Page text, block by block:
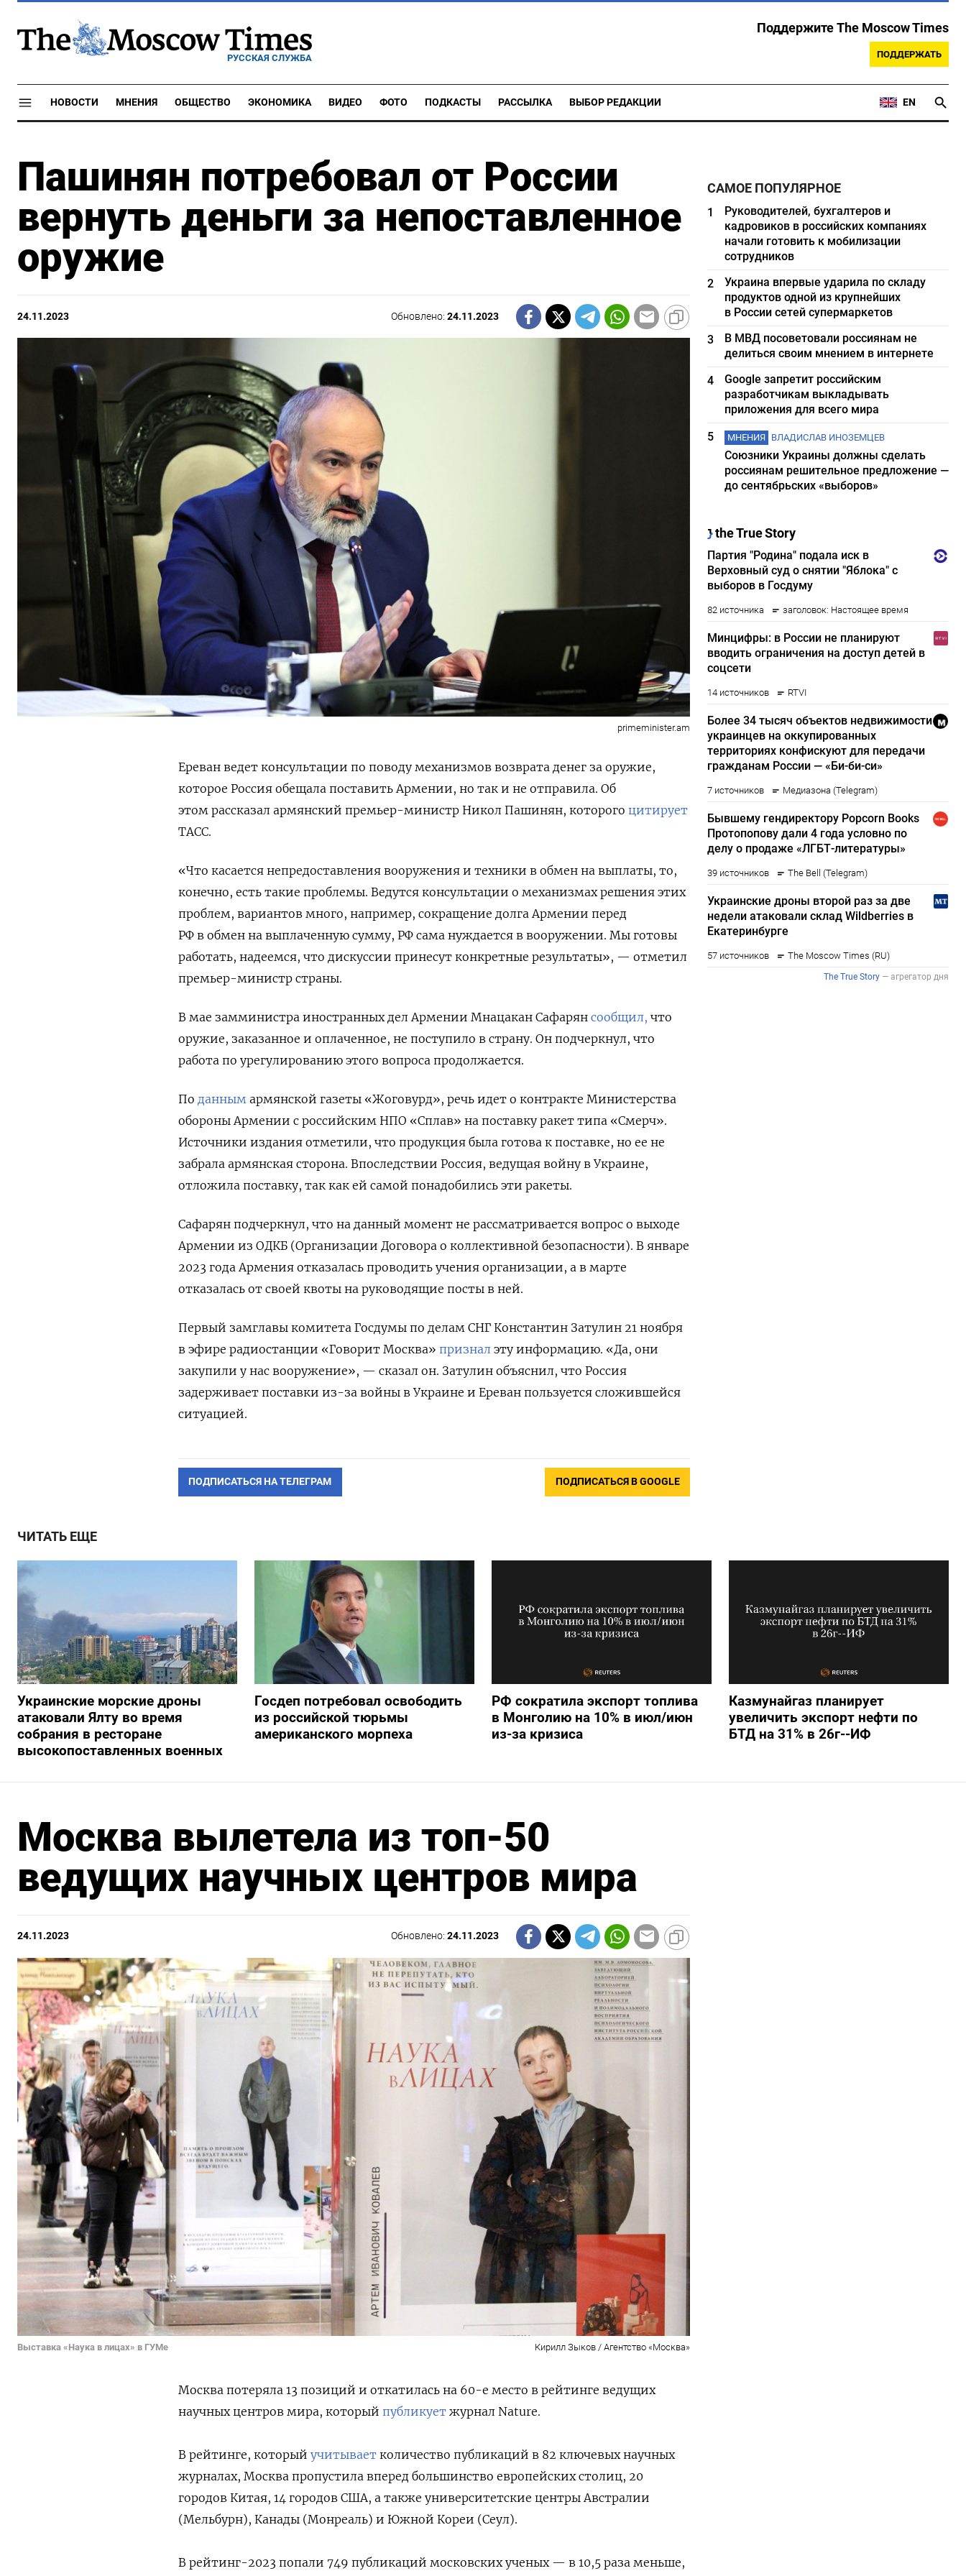
РУССКАЯ СЛУЖБА
Поддержите The Moscow Times
ПОДДЕРЖАТЬ
НОВОСТИ МНЕНИЯ ОБЩЕСТВО ЭКОНОМИКА ВИДЕО ФОТО ПОДКАСТЫ РАССЫЛКА ВЫБОР РЕДАКЦИИ EN
Пашинян потребовал от России
вернуть деньги за непоставленное
оружие
24.11.2023 Обновлено:24.11.2023
primeminister.am
Ереван ведет консультации по поводу механизмов возврата денег за оружие,
которое Россия обещала поставить Армении, но так и не отправила. Об
этом рассказал армянский премьер-министр Никол Пашинян, которого цитирует
ТАСС.
«Что касается непредоставления вооружения и техники в обмен на выплаты, то,
конечно, есть такие проблемы. Ведутся консультации о механизмах решения этих
проблем, вариантов много, например, сокращение долга Армении перед
РФ в обмен на выплаченную сумму, РФ сама нуждается в вооружении. Мы готовы
работать, надеемся, что дискуссии принесут конкретные результаты», — отметил
премьер-министр страны.
В мае замминистра иностранных дел Армении Мнацакан Сафарян сообщил, что
оружие, заказанное и оплаченное, не поступило в страну. Он подчеркнул, что
работа по урегулированию этого вопроса продолжается.
По данным армянской газеты «Жоговурд», речь идет о контракте Министерства
обороны Армении с российским НПО «Сплав» на поставку ракет типа «Смерч».
Источники издания отметили, что продукция была готова к поставке, но ее не
забрала армянская сторона. Впоследствии Россия, ведущая войну в Украине,
отложила поставку, так как ей самой понадобились эти ракеты.
Сафарян подчеркнул, что на данный момент не рассматривается вопрос о выходе
Армении из ОДКБ (Организации Договора о коллективной безопасности). В январе
2023 года Армения отказалась проводить учения организации, а в марте
отказалась от своей квоты на руководящие посты в ней.
Первый замглавы комитета Госдумы по делам СНГ Константин Затулин 21 ноября
в эфире радиостанции «Говорит Москва» признал эту информацию. «Да, они
закупили у нас вооружение», — сказал он. Затулин объяснил, что Россия
задерживает поставки из-за войны в Украине и Ереван пользуется сложившейся
ситуацией.
ПОДПИСАТЬСЯ НА ТЕЛЕГРАМ ПОДПИСАТЬСЯ В GOOGLE
САМОЕ ПОПУЛЯРНОЕ
1
Руководителей, бухгалтеров и
кадровиков в российских компаниях
начали готовить к мобилизации
сотрудников
2
Украина впервые ударила по складу
продуктов одной из крупнейших
в России сетей супермаркетов
3
В МВД посоветовали россиянам не
делиться своим мнением в интернете
4
Google запретит российским
разработчикам выкладывать
приложения для всего мира
5
МНЕНИЯ ВЛАДИСЛАВ ИНОЗЕМЦЕВ
Союзники Украины должны сделать
россиянам решительное предложение —
до сентябрьских «выборов»
ЧИТАТЬ ЕЩЕ
Украинские морские дроны
атаковали Ялту во время
собрания в ресторане
высокопоставленных военных
Госдеп потребовал освободить
из российской тюрьмы
американского морпеха
РФ сократила экспорт топлива
в Монголию на 10% в июл/июн
из-за кризиса
Казмунайгаз планирует
увеличить экспорт нефти по
БТД на 31% в 26г--ИФ
Москва вылетела из топ-50
ведущих научных центров мира
24.11.2023 Обновлено:24.11.2023
Выставка «Наука в лицах» в ГУМе Кирилл Зыков / Агентство «Москва»
Москва потеряла 13 позиций и откатилась на 60-е место в рейтинге ведущих
научных центров мира, который публикует журнал Nature.
В рейтинге, который учитывает количество публикаций в 82 ключевых научных
журналах, Москва пропустила вперед большинство европейских столиц, 20
городов Китая, 14 городов США, а также университетские центры Австралии
(Мельбурн), Канады (Монреаль) и Южной Кореи (Сеул).
В рейтинг-2023 попали 749 публикаций московских ученых — в 10,5 раза меньше,